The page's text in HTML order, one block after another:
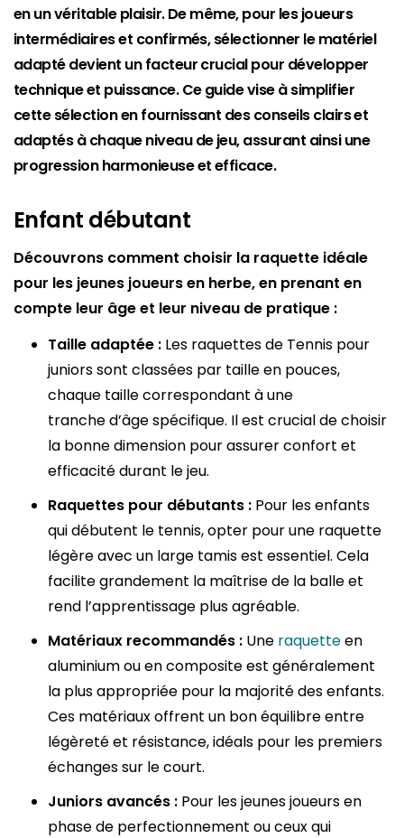
en un véritable plaisir. De même, pour les joueurs
intermédiaires et confirmés, sélectionner le matériel
adapté devient un facteur crucial pour développer
technique et puissance. Ce guide vise à simplifier
cette sélection en fournissant des conseils clairs et
adaptés à chaque niveau de jeu, assurant ainsi une
progression harmonieuse et efficace.
Enfant débutant
Découvrons comment choisir la raquette idéale
pour les jeunes joueurs en herbe, en prenant en
compte leur âge et leur niveau de pratique :
Taille adaptée : Les raquettes de Tennis pour
juniors sont classées par taille en pouces,
chaque taille correspondant à une
tranche d’âge spécifique. Il est crucial de choisir
la bonne dimension pour assurer confort et
efficacité durant le jeu.
Raquettes pour débutants : Pour les enfants
qui débutent le tennis, opter pour une raquette
légère avec un large tamis est essentiel. Cela
facilite grandement la maîtrise de la balle et
rend l’apprentissage plus agréable.
Matériaux recommandés : Une raquetteen
aluminium ou en composite est généralement
la plus appropriée pour la majorité des enfants.
Ces matériaux offrent un bon équilibre entre
légèreté et résistance, idéals pour les premiers
échanges sur le court.
Juniors avancés : Pour les jeunes joueurs en
phase de perfectionnement ou ceux qui